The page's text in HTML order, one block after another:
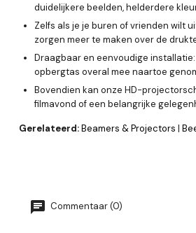
duidelijkere beelden, helderdere
Zelfs als je je buren of vrienden wilt
zorgen meer te maken over de
Draagbaar en eenvoudige
opbergtas overal mee naartoe
Bovendien kan onze HD-
filmavond of een belangrijke
Gerelateerd:Beamers & Projectors |
Commentaar (0)